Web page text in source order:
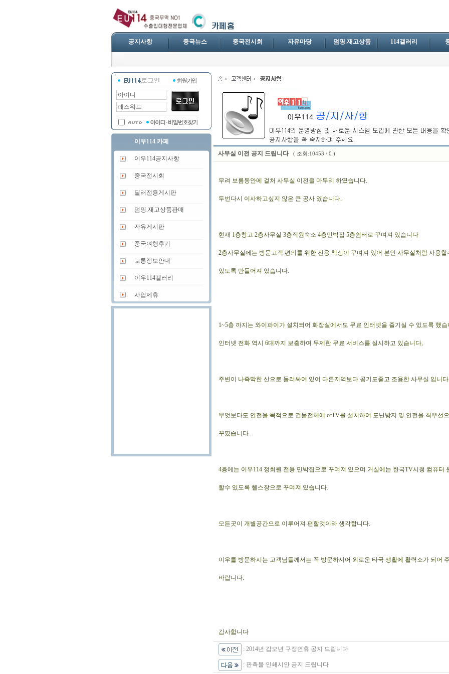
공지사항 중국뉴스 중국전시회 자유마당 덤핑.재고상품 114갤러리
이우114 카페
이우114공지사항
중국전시회
딜러전용게시판
덤핑.재고상품판매
자유게시판
중국여행후기
교통정보안내
이우114갤러리
사업제휴
사무실 이전 공지 드립니다 ( 조회:10453 / 0 )
무려 보름동안에 걸처 사무실 이전을 마무리 하였습니다.
두번다시 이사하고싶지 않은 큰 공사 였습니다.
현재 1층창고 2층사무실 3층직원숙소 4층민박집 5층쉼터로 꾸며져 있습니다
2층사무실에는 방문고객 편의를 위한 전용 책상이 꾸며져 있어 본인 사무실처럼 사용할
있도록 만들어져 있습니다.
1~5층 까지는 와이파이가 설치되어 화장실에서도 무료 인터넷을 즐기실 수 있도록 했습
인터넷 전화 역시 6대까지 보충하여 무제한 무료 서비스를 실시하고 있습니다,
주변이 나즉막한 산으로 둘러싸여 있어 다른지역보다 공기도좋고 조용한 사무실 입니다.
무엇보다도 안전을 목적으로 건물전체에 ccTV를 설치하여 도난방지 및 안전을 최우선
꾸몄습니다.
4층에는 이우114 정회원 전용 민박집으로 꾸며져 있으며 거실에는 한국TV시청 컴퓨터
할수 있도록 헬스장으로 꾸며져 있습니다.
모든곳이 개별공간으로 이루어져 편할것이라 생각합니다.
이우를 방문하시는 고객님들께서는 꼭 방문하시어 외로운 타국 생활에 활력소가 되어 주
바랍니다.
감사합니다
: 2014년 갑오년 구정연휴 공지 드립니다
: 판촉물 인쇄시안 공지 드립니다